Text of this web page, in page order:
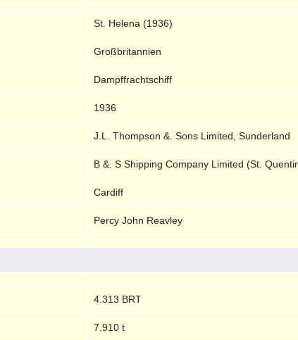
St. Helena (1936)
Großbritannien
Dampffrachtschiff
1936
J.L. Thompson &. Sons Limited, Sunderland
B &. S Shipping Company Limited (St.
Cardiff
Percy John Reavley
4.313 BRT
7.910 t